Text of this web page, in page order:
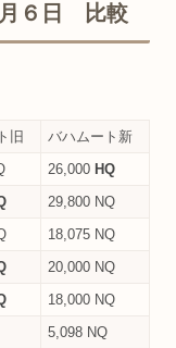
月６日 比較
旧
バハムート新
26,000 HQ
29,800 NQ
18,075 NQ
20,000 NQ
18,000 NQ
5,098 NQ